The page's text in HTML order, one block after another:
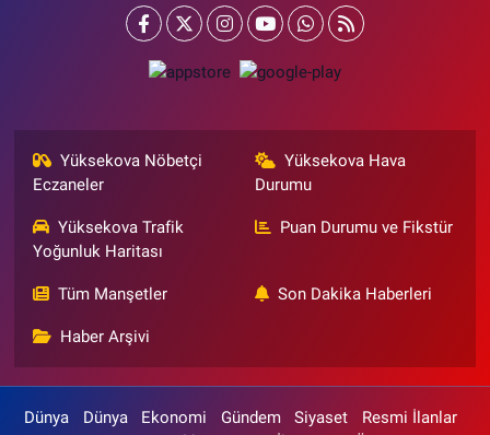
Yüksekova Nöbetçi
Eczaneler
Yüksekova Hava
Durumu
Yüksekova Trafik
Yoğunluk Haritası
Puan Durumu ve Fikstür
Tüm Manşetler Son Dakika Haberleri
Haber Arşivi
Dünya Dünya Ekonomi Gündem Siyaset
Resmi İlanlar